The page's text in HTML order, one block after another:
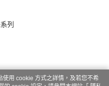
列
用 cookie 方式之詳情，及若您不希